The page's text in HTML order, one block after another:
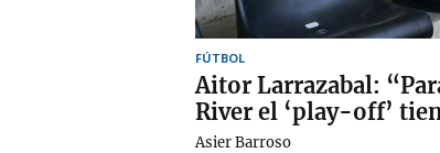
FÚTBOL
Aitor Larrazabal:
River el ‘play-off’
Asier Barroso